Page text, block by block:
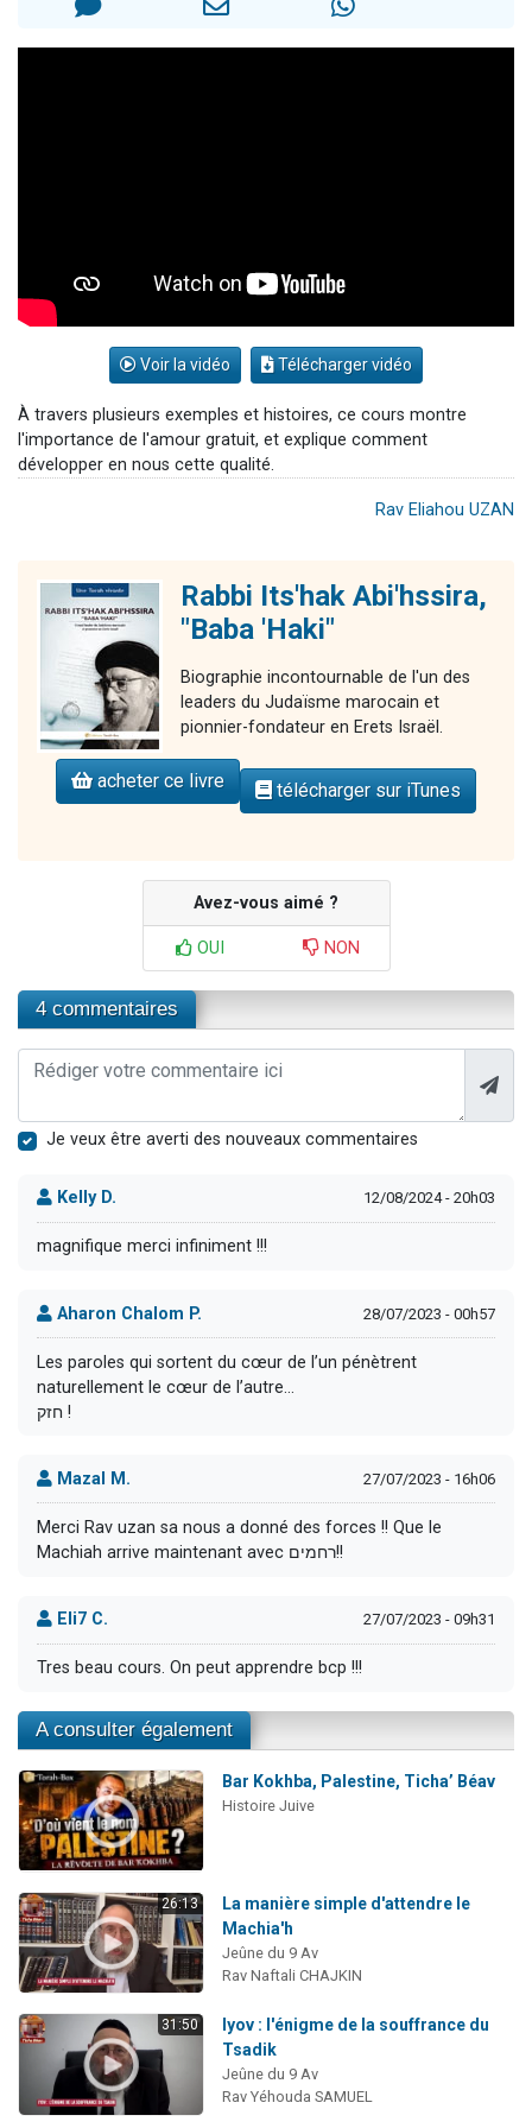
Voir la vidéo Télécharger vidéo
À travers plusieurs exemples et histoires, ce cours montre
l'importance de l'amour gratuit, et explique comment
développer en nous cette qualité.
Rav Eliahou UZAN
Rabbi Its'hak Abi'hssira,
"Baba 'Haki"
Biographie incontournable de l'un des
leaders du Judaïsme marocain et
pionnier-fondateur en Erets Israël.
acheter ce livre télécharger sur iTunes
Avez-vous aimé ?
OUI NON
4 commentaires
Je veux être averti des nouveaux commentaires
Kelly D. 12/08/2024 - 20h03
magnifique merci infiniment !!!
Aharon Chalom P. 28/07/2023 - 00h57
Les paroles qui sortent du cœur de l’un pénètrent
naturellement le cœur de l’autre…
חזק !
Mazal M. 27/07/2023 - 16h06
Merci Rav uzan sa nous a donné des forces !! Que le
Machiah arrive maintenant avec רחמים!!
Eli7 C. 27/07/2023 - 09h31
Tres beau cours. On peut apprendre bcp !!!
A consulter également
Bar Kokhba, Palestine, Ticha’ Béav
Histoire Juive
26:13
La manière simple d'attendre le
Machia'h
Jeûne du 9 Av
Rav Naftali CHAJKIN
31:50
Iyov : l'énigme de la souffrance du
Tsadik
Jeûne du 9 Av
Rav Yéhouda SAMUEL